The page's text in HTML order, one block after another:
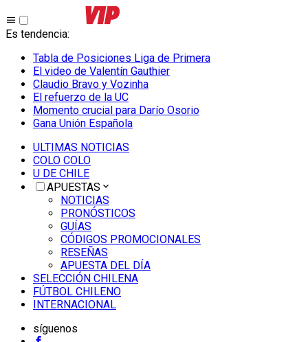
Es tendencia:
Tabla de Posiciones Liga de Primera
El video de Valentín Gauthier
Claudio Bravo y Vozinha
El refuerzo de la UC
Momento crucial para Darío Osorio
Gana Unión Española
ULTIMAS NOTICIAS
COLO COLO
U DE CHILE
APUESTAS
NOTICIAS
PRONÓSTICOS
GUÍAS
CÓDIGOS PROMOCIONALES
RESEÑAS
APUESTA DEL DÍA
SELECCIÓN CHILENA
FÚTBOL CHILENO
INTERNACIONAL
síguenos